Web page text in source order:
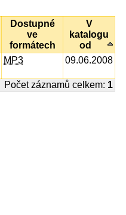
Dostupné
ve
formátech
V
katalogu
od
MP3 09.06.2008
Počet záznamů celkem: 1